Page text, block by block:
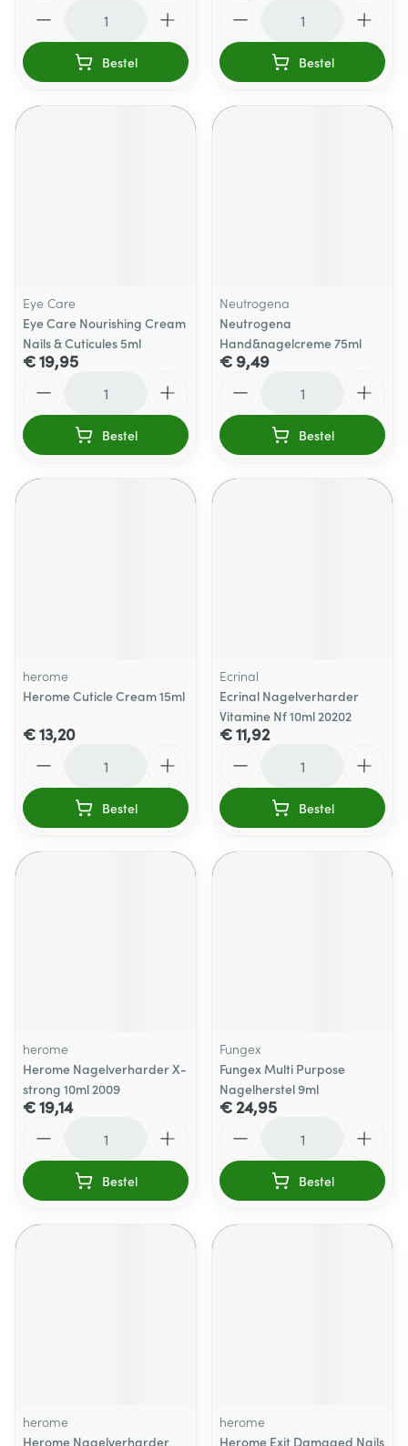
Bestel Bestel
Eye Care
Eye Care Nourishing Cream
Nails & Cuticules 5ml
€ 19,95
Bestel
Neutrogena
Neutrogena
Hand&nagelcreme 75ml
€ 9,49
Bestel
herome
Herome Cuticle Cream 15ml
€ 13,20
Bestel
Ecrinal
Ecrinal Nagelverharder
Vitamine Nf 10ml 20202
€ 11,92
Bestel
herome
Herome Nagelverharder X-
strong 10ml 2009
€ 19,14
Bestel
Fungex
Fungex Multi Purpose
Nagelherstel 9ml
€ 24,95
Bestel
herome
Herome Nagelverharder
herome
Herome Exit Damaged Nails